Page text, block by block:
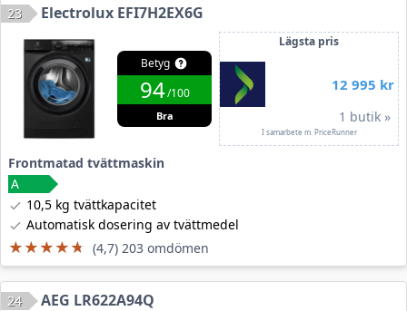
23 Electrolux EFI7H2EX6G
Betyg
94/100
Bra
Lägsta pris
12 995 kr
1 butik »
I samarbete m. PriceRunner
Frontmatad tvättmaskin
10,5 kg tvättkapacitet
Automatisk dosering av tvättmedel
★★★★★
★★★★★ (4,7) 203 omdömen
24 AEG LR622A94Q